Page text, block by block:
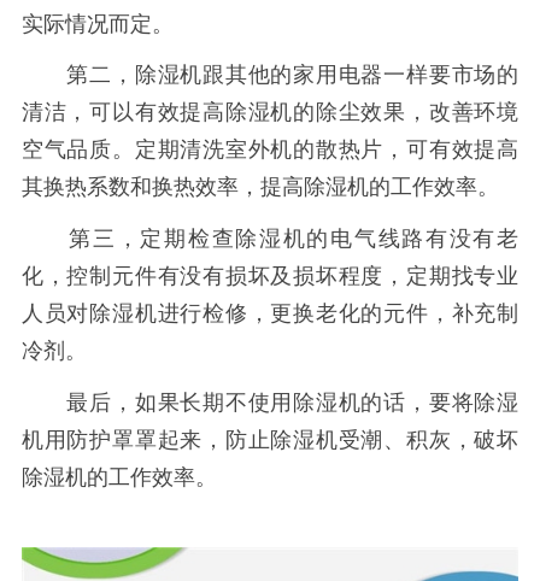
实际情况而定。
第二，除湿机跟其他的家用电器一样要市场的
清洁，可以有效提高除湿机的除尘效果，改善环境
空气品质。定期清洗室外机的散热片，可有效提高
其换热系数和换热效率，提高除湿机的工作效率。
第三，定期检查除湿机的电气线路有没有老
化，控制元件有没有损坏及损坏程度，定期找专业
人员对除湿机进行检修，更换老化的元件，补充制
冷剂。
最后，如果长期不使用除湿机的话，要将除湿
机用防护罩罩起来，防止除湿机受潮、积灰，破坏
除湿机的工作效率。